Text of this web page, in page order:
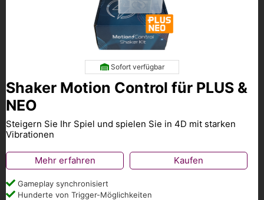
Sofort verfügbar
Shaker Motion Control für PLUS &
NEO
Steigern Sie Ihr Spiel und spielen Sie in 4D mit starken
Vibrationen
Mehr erfahren Kaufen
Gameplay synchronisiert
Hunderte von Trigger-Möglichkeiten